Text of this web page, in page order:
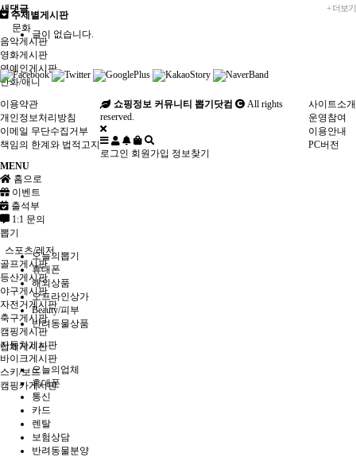
주제별게시판
문화
음악게시판
영화게시판
연예인게시판
만화/애니
스포츠/레저
골프게시판
등산게시판
야구게시판
자전거게시판
축구게시판
캠핑게시판
자동차게시판
바이크게시판
스키/보드
캠핑카게시판
+ 더보기
새댓글
글이 없습니다.
이용약관
개인정보처리방침
이메일 무단수집거부
책임의 한계와 법적고지
사이트소개
운영참여
이용안내
PC버전
쇼핑정보 커뮤니티 뽑기닷컴
All rights
reserved.
로그인 회원가입 정보찾기
MENU
홈으로
이벤트
출석부
1:1 문의
뽑기
오늘의뽑기
휴대폰
해외상품
오프라인상가
Beauty/피부
반려동물상품
업체게시판
오늘의업체
휴대폰
통신
카드
렌탈
보험상담
반려동물분양